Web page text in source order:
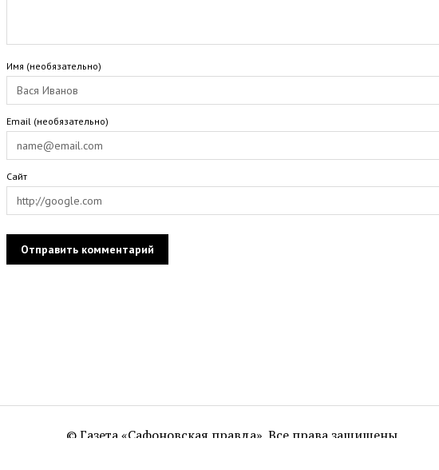
Имя (необязательно)
Email (необязательно)
Сайт
© Газета «Сафоновская правда». Все права защищены.